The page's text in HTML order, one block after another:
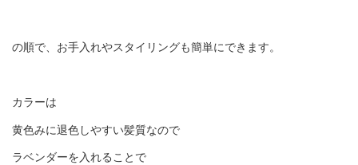
の順で、お手入れやスタイリングも簡単にできます。
カラーは
黄色みに退色しやすい髪質なので
ラベンダーを入れることで